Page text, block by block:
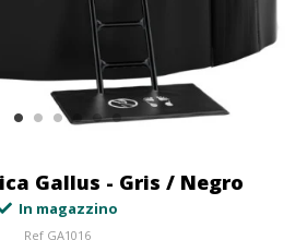
Gallus - Gris / Negro
In magazzino
Ref GA1016